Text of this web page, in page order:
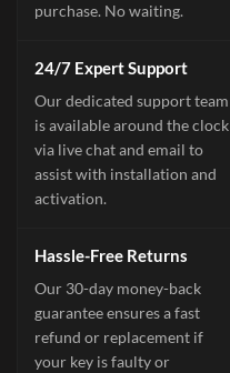
purchase. No waiting.
24/7 Expert Support
Our dedicated support team
is available around the clock
via live chat and email to
assist with installation and
activation.
Hassle-Free Returns
Our 30-day money-back
guarantee ensures a fast
refund or replacement if
your key is faulty or